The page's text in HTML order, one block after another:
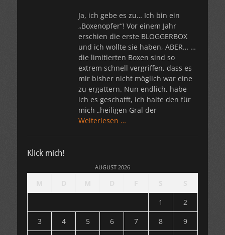
Ja, ich gebe es zu… Ich bin ein
„Boxenopfer“! Vor einem Jahr
erschien die erste BLOGGERBOX
und ich wollte sie haben, ABER… …
die limitierten Boxen sind so
extrem schnell vergriffen, dass es
mir bisher nicht möglich war eine
zu ergattern. Nun endlich, habe
ich es geschafft, ich halte den für
mich „heiligen Gral der
Weiterlesen …
Klick mich!
AUGUST 2026
1
2
3
4 5 6 7 8
9